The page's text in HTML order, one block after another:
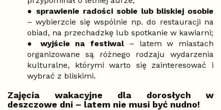
● sprawienie radości sobie lub bliskiej osobie
– wybierzcie się wspólnie np. do restauracji na
obiad, na przechadzkę lub spotkanie w kawiarni;
● wyjście na festiwal – latem w miastach
organizowane są różnego rodzaju wydarzenia
kulturalne, którymi warto się zainteresować i
wybrać z bliskimi.
Zajęcia wakacyjne dla dorosłych w
deszczowe dni – latem nie musi być nudno!